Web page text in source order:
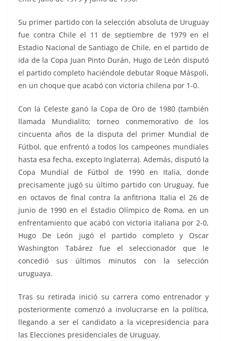
Su primer partido con la selección absoluta de Uruguay
fue contra Chile el 11 de septiembre de 1979 en el
Estadio Nacional de Santiago de Chile, en el partido de
ida de la Copa Juan Pinto Durán, Hugo de León disputó
el partido completo haciéndole debutar Roque Máspoli,
en un choque que acabó con victoria chilena por 1-0.
Con la Celeste ganó la Copa de Oro de 1980 (también
llamada Mundialito; torneo conmemorativo de los
cincuenta años de la disputa del primer Mundial de
Fútbol, que enfrentó a todos los campeones mundiales
hasta esa fecha, excepto Inglaterra). Además, disputó la
Copa Mundial de Fútbol de 1990 en Italia, donde
precisamente jugó su último partido con Uruguay, fue
en octavos de final contra la anfitriona Italia el 26 de
junio de 1990 en el Estadio Olímpico de Roma, en un
enfrentamiento que acabó con victoria italiana por 2-0,
Hugo De León jugó el partido completo y Oscar
Washington Tabárez fue el seleccionador que le
concedió sus últimos minutos con la selección
uruguaya.
Tras su retirada inició su carrera como entrenador y
posteriormente comenzó a involucrarse en la política,
llegando a ser el candidato a la vicepresidencia para
las Elecciones presidenciales de Uruguay.